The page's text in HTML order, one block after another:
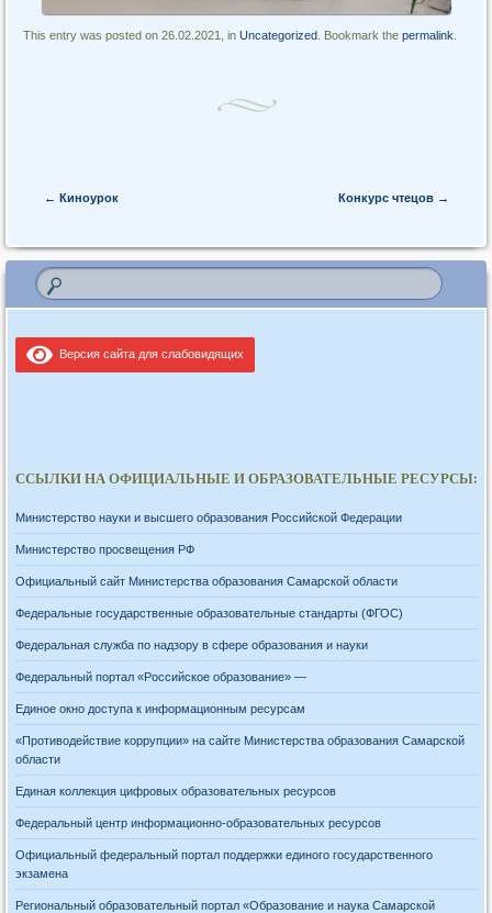
This entry was posted on 26.02.2021, inUncategorized . Bookmark thepermalink
Post navigation
← Киноурок Конкурс чтецов →
Версия сайта для слабовидящих
ССЫЛКИ НА ОФИЦИАЛЬНЫЕ И ОБРАЗОВАТЕЛЬНЫЕ РЕСУРСЫ:
Министерство науки и высшего образования Российской Федерации
Министерство просвещения РФ
Официальный сайт Министерства образования Самарской области
Федеральные государственные образовательные стандарты (ФГОС)
Федеральная служба по надзору в сфере образования и науки
Федеральный портал «Российское образование» —
Единое окно доступа к информационным ресурсам
«Противодействие коррупции» на сайте Министерства образования Самарской
области
Единая коллекция цифровых образовательных ресурсов
Федеральный центр информационно-образовательных ресурсов
Официальный федеральный портал поддержки единого государственного
экзамена
Региональный образовательный портал «Образование и наука Самарской